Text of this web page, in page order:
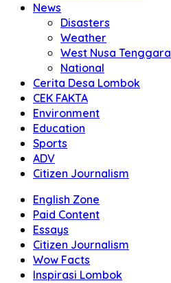
News
Disasters
Weather
West Nusa Tenggara
National
Cerita Desa Lombok
CEK FAKTA
Environment
Education
Sports
ADV
Citizen Journalism
English Zone
Paid Content
Essays
Citizen Journalism
Wow Facts
Inspirasi Lombok